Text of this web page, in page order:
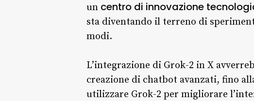
un centro di innovazione
sta diventando il terreno di
modi.
L’integrazione di Grok-2 in X
creazione di chatbot avanzati, fino
utilizzare Grok-2 per migliorare